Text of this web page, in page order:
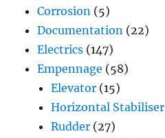
Corrosion (5)
Documentation (22)
Electrics (147)
Empennage (58)
Elevator (15)
Horizontal Stabiliser
Rudder (27)